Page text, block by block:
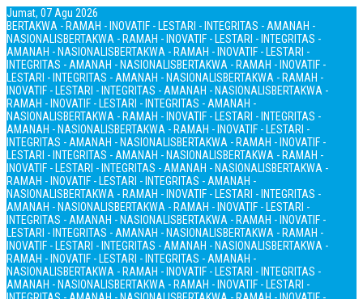
Jumat, 07 Agu 2026
BERTAKWA - RAMAH - INOVATIF - LESTARI - INTEGRITAS - AMANAH -
NASIONALISBERTAKWA - RAMAH - INOVATIF - LESTARI - INTEGRITAS -
AMANAH - NASIONALISBERTAKWA - RAMAH - INOVATIF - LESTARI -
INTEGRITAS - AMANAH - NASIONALISBERTAKWA - RAMAH - INOVATIF -
LESTARI - INTEGRITAS - AMANAH - NASIONALISBERTAKWA - RAMAH -
INOVATIF - LESTARI - INTEGRITAS - AMANAH - NASIONALISBERTAKWA -
RAMAH - INOVATIF - LESTARI - INTEGRITAS - AMANAH -
NASIONALISBERTAKWA - RAMAH - INOVATIF - LESTARI - INTEGRITAS -
AMANAH - NASIONALISBERTAKWA - RAMAH - INOVATIF - LESTARI -
INTEGRITAS - AMANAH - NASIONALISBERTAKWA - RAMAH - INOVATIF -
LESTARI - INTEGRITAS - AMANAH - NASIONALISBERTAKWA - RAMAH -
INOVATIF - LESTARI - INTEGRITAS - AMANAH - NASIONALISBERTAKWA -
RAMAH - INOVATIF - LESTARI - INTEGRITAS - AMANAH -
NASIONALISBERTAKWA - RAMAH - INOVATIF - LESTARI - INTEGRITAS -
AMANAH - NASIONALISBERTAKWA - RAMAH - INOVATIF - LESTARI -
INTEGRITAS - AMANAH - NASIONALISBERTAKWA - RAMAH - INOVATIF -
LESTARI - INTEGRITAS - AMANAH - NASIONALISBERTAKWA - RAMAH -
INOVATIF - LESTARI - INTEGRITAS - AMANAH - NASIONALISBERTAKWA -
RAMAH - INOVATIF - LESTARI - INTEGRITAS - AMANAH -
NASIONALISBERTAKWA - RAMAH - INOVATIF - LESTARI - INTEGRITAS -
AMANAH - NASIONALISBERTAKWA - RAMAH - INOVATIF - LESTARI -